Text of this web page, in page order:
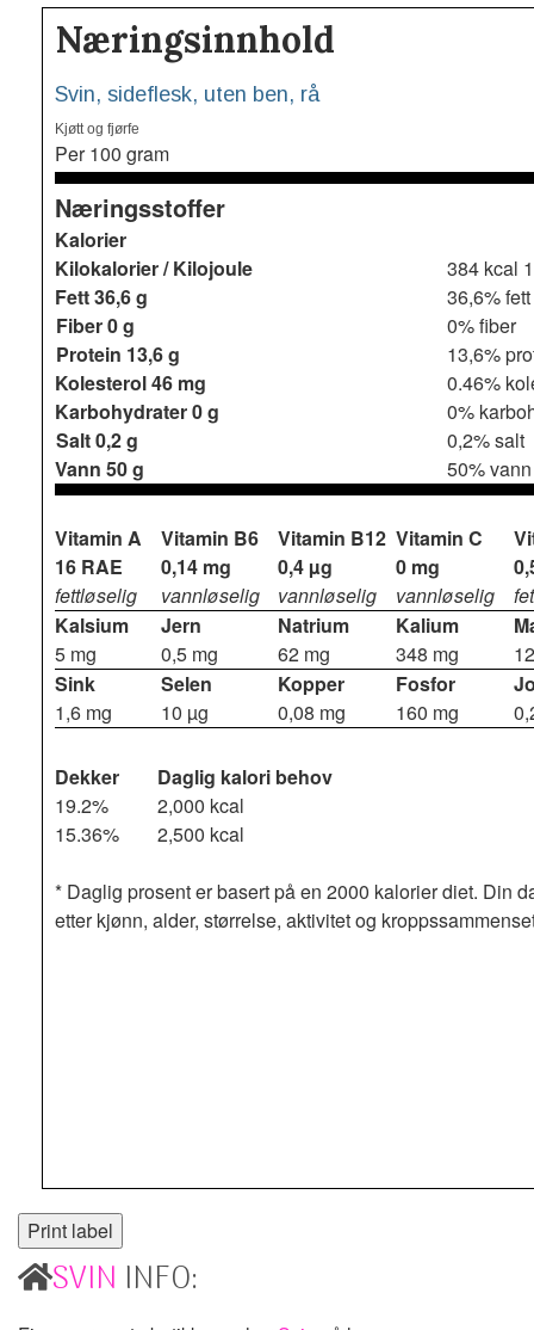
Næringsinnhold
Svin, sideflesk, uten ben, rå
Kjøtt og fjørfe
Per 100 gram
Næringsstoffer
Kalorier
Kilokalorier / Kilojoule
384 kcal
Fett36,6 g
36,6% fett
Fiber0 g
0% fiber
Protein 13,6 g
13,6%
Kolesterol46 mg
0.46%
Karbohydrater0 g
0%
Salt0,2 g
0,2% salt
Vann 50 g 50% vann
Vitamin A
16 RAE
fettløselig
Vitamin B6
0,14 mg
vannløselig
Vitamin B12
0,4 µg
vannløselig
Vitamin C
0 mg
vannløselig
Kalsium
5 mg
Jern
0,5 mg
Natrium
62 mg
Kalium
348 mg
Sink
1,6 mg
Selen
10 µg
Kopper
0,08 mg
Fosfor
160 mg
Dekker
Daglig kalori behov
19.2%
2,000 kcal
15.36%
2,500 kcal
* Daglig prosent er basert på en 2000 kalorier diet. Din
etter kjønn, alder, størrelse, aktivitet og
SVIN INFO: